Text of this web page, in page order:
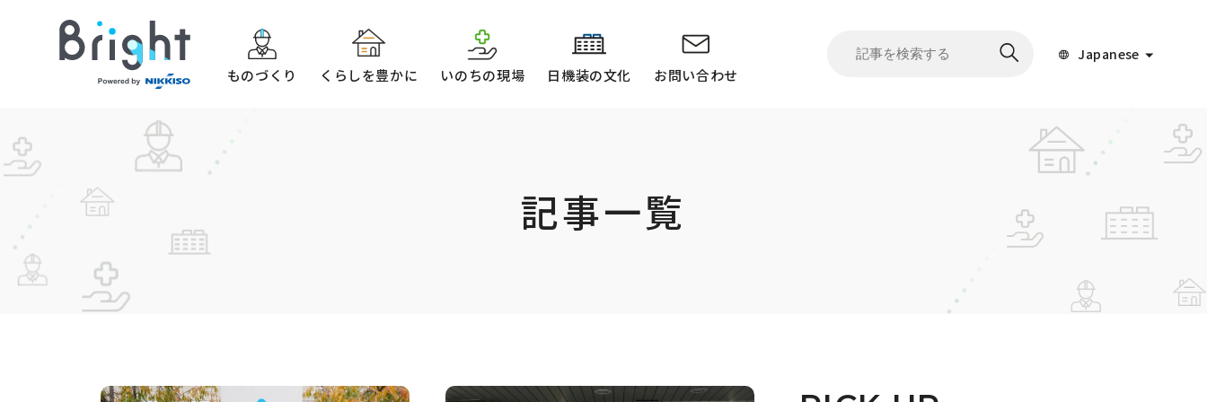
ものづくり くらしを豊かに いのちの現場 日機装の文化 お問い合わせ
Japanese
記事一覧